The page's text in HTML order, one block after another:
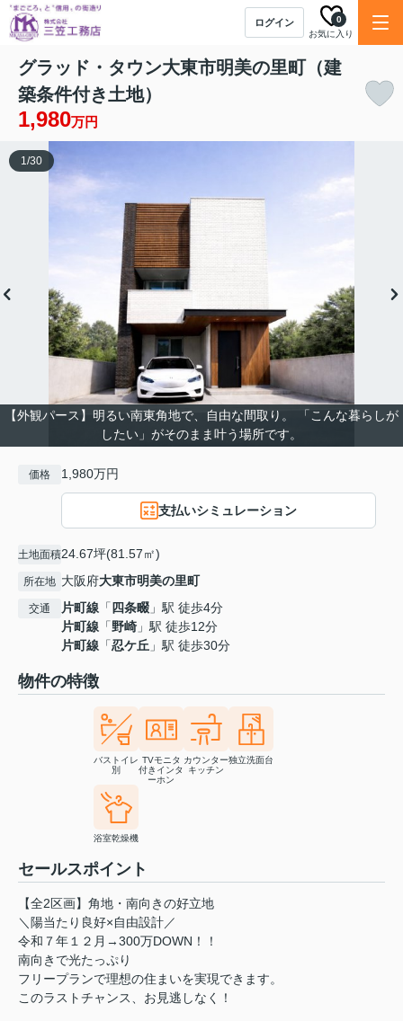
ログイン
お気に入り
0
グラッド・タウン大東市明美の里町（建
築条件付き土地）
1,980万円
【外観パース】明るい南東角地で、自由な間取り。 「こんな暮らしが
したい」がそのまま叶う場所です。
1/30
価格 1,980万円
支払いシミュレーション
土地面積24.67坪(81.57㎡)
所在地 大阪府大東市明美の里町
交通 片町線 「 四条畷 」駅 徒歩4分
片町線 「野崎 」駅 徒歩12分
片町線 「忍ケ丘 」駅 徒歩30分
物件の特徴
バストイレ
別
TVモニタ
付きインタ
ーホン
カウンター
キッチン
独立洗面台
浴室乾燥機
セールスポイント
【全2区画】角地・南向きの好立地
＼陽当たり良好×自由設計／
令和７年１２月→300万DOWN！！
南向きで光たっぷり
フリープランで理想の住まいを実現できます。
このラストチャンス、お見逃しなく！